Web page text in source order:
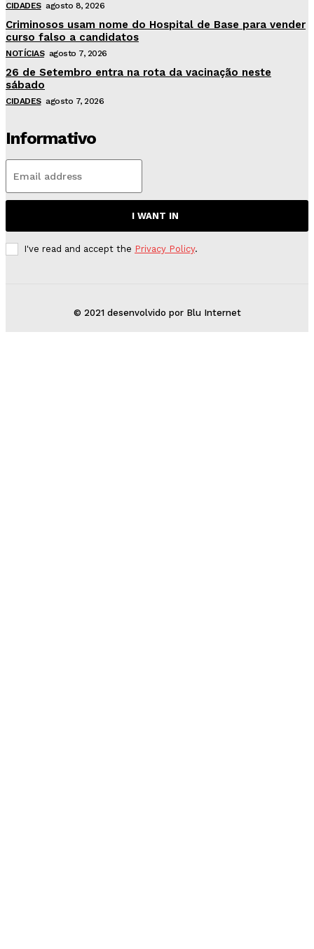
CIDADES agosto 8, 2026
Criminosos usam nome do Hospital de Base para vender
curso falso a candidatos
NOTÍCIAS agosto 7, 2026
26 de Setembro entra na rota da vacinação neste
sábado
CIDADES agosto 7, 2026
Informativo
I WANT IN
I've read and accept the Privacy Policy.
© 2021 desenvolvido por Blu Internet